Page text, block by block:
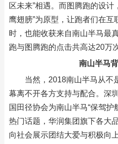
区未来”相遇。而图腾跑的设计
鹰翅膀”为原型，让跑者们在互
时，也能收获来自南山半马最
跑与图腾跑的点击共高达20万
南山半马
当然，2018南山半马从不
幕离不开各方支持与配合。深
国田径协会为南山半马“保驾护
热门话题，华润集团旗下各大
向社会展示团结大爱与积极向上